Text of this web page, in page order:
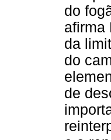
do
afirma
da
do
de